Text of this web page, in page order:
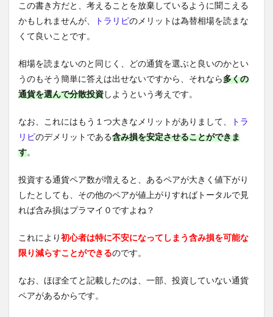
この書き方だと、考えることを放棄しているように聞こえる
かもしれませんが、
トラリピのメリットは為替相場を読まな
くて良いことです。
相場を読まないのと同じく、どの通貨を選ぶと良いのかとい
うのもそう簡単に答えは出せないですから、それなら多くの
通貨を選んで分散投資しようという考えです。
なお、これにはもう１つ大きなメリットがありまして、
トラ
リピのデメリットである含み損を安定させることができま
す。
投資する通貨ペア数が増えると、あるペアが大きく値下がり
したとしても、その他のペアが値上がりすればトータルで見
れば含み損はプラマイ０ですよね？
これにより初心者は特に不安になってしまう含み損を可能な
限り減らすことができるのです。
なお、ほぼ全てと記載したのは、一部、投資していない通貨
ペアがあるからです。